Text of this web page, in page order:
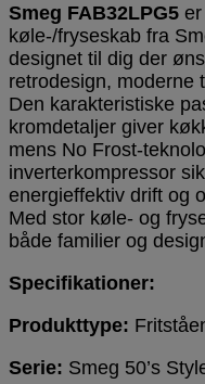
Smeg FAB32LPG5
køle-/fryseskab fra
designet til dig der
retrodesign, moderne
Den karakteristiske
kromdetaljer giver
mens No Frost-
inverterkompressor
energieffektiv drift og
Med stor køle- og
både familier og
Specifikationer:
Produkttype:
Serie: Smeg 50’s